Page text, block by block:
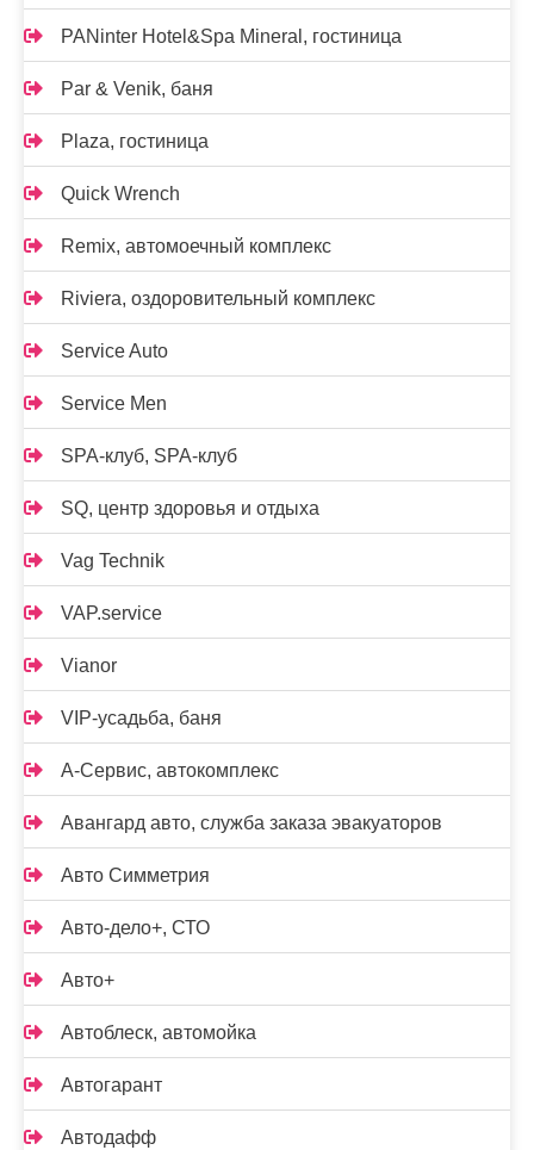
PANinter Hotel&Spa Mineral, гостиница
Par & Venik, баня
Plaza, гостиница
Quick Wrench
Remix, автомоечный комплекс
Riviera, оздоровительный комплекс
Service Auto
Service Men
SPA-клуб, SPA-клуб
SQ, центр здоровья и отдыха
Vag Technik
VAP.service
Vianor
VIP-усадьба, баня
А-Сервис, автокомплекс
Авангард авто, служба заказа эвакуаторов
Авто Симметрия
Авто-дело+, СТО
Авто+
Автоблеск, автомойка
Автогарант
Автодафф